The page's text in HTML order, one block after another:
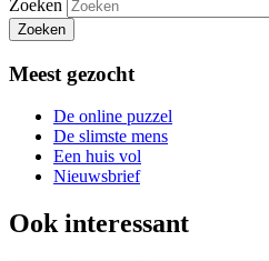
Zoeken
Zoeken
Meest gezocht
De online puzzel
De slimste mens
Een huis vol
Nieuwsbrief
Ook interessant